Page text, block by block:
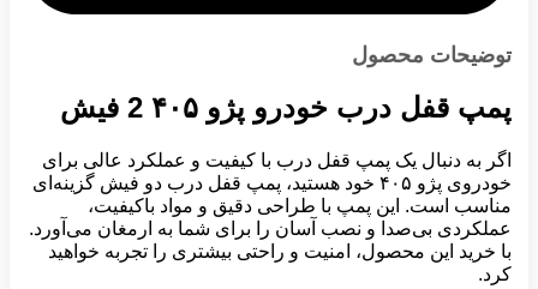
توضیحات محصول
پمپ قفل درب خودرو پژو ۴۰۵ 2 فیش
اگر به دنبال یک پمپ قفل درب با کیفیت و عملکرد عالی برای
خودروی پژو ۴۰۵ خود هستید، پمپ قفل درب دو فیش گزینه‌ای
مناسب است. این پمپ با طراحی دقیق و مواد باکیفیت،
عملکردی بی‌صدا و نصب آسان را برای شما به ارمغان می‌آورد.
با خرید این محصول، امنیت و راحتی بیشتری را تجربه خواهید
کرد.